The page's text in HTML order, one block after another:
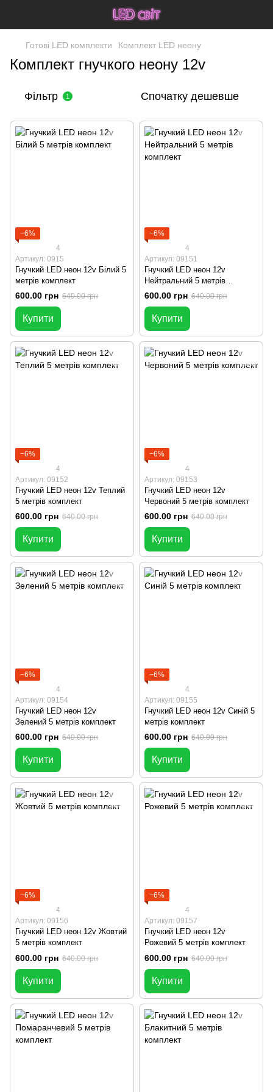
Готові LED комплекти Комплект LED неону
Комплект гнучкого неону 12v
Фільтр 1 Спочатку дешевше
−6%
4
Артикул: 0915
Гнучкий LED неон 12v Білий 5
метрів комплект
600.00 грн 640.00 грн
Купити
−6%
4
Артикул: 09151
Гнучкий LED неон 12v
Нейтральний 5 метрів
комплект
600.00 грн 640.00 грн
Купити
−6%
4
Артикул: 09152
Гнучкий LED неон 12v Теплий
5 метрів комплект
600.00 грн 640.00 грн
Купити
−6%
4
Артикул: 09153
Гнучкий LED неон 12v
Червоний 5 метрів комплект
600.00 грн 640.00 грн
Купити
−6%
4
Артикул: 09154
Гнучкий LED неон 12v
Зелений 5 метрів комплект
600.00 грн 640.00 грн
Купити
−6%
4
Артикул: 09155
Гнучкий LED неон 12v Синій 5
метрів комплект
600.00 грн 640.00 грн
Купити
−6%
4
Артикул: 09156
Гнучкий LED неон 12v Жовтий
5 метрів комплект
600.00 грн 640.00 грн
Купити
−6%
4
Артикул: 09157
Гнучкий LED неон 12v
Рожевий 5 метрів комплект
600.00 грн 640.00 грн
Купити